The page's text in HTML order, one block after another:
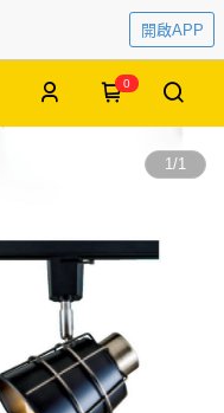
開啟APP
0
1/1